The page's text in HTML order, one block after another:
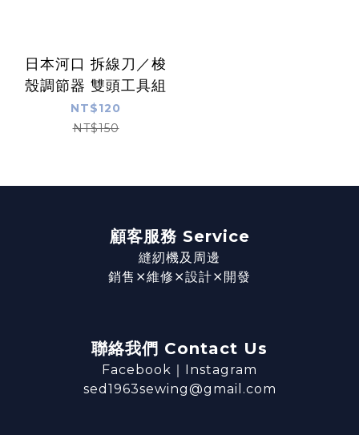
日本河口 拆線刀／梭
殼調節器 雙頭工具組
NT$120
NT$150
顧客服務 Service
縫紉機及周邊
銷售⨯維修⨯設計⨯開發
聯絡我們 Contact Us
Facebook ｜ Instagram
sed1963sewing@gmail.com